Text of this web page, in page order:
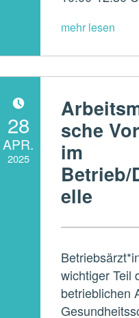
sche
im
Betrieb/
elle
wichtiger Teil
betrieblichen
POSTED ON:
28
APR.
2025